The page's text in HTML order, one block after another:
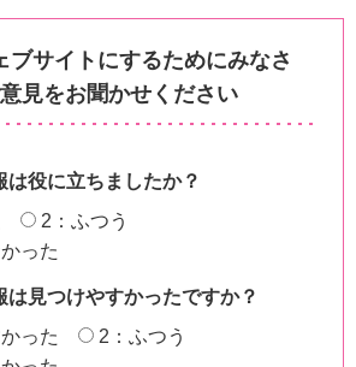
ブサイトにするためにみなさ
見をお聞かせください
は役に立ちましたか？
2：ふつう
った
は見つけやすかったですか？
った
2：ふつう